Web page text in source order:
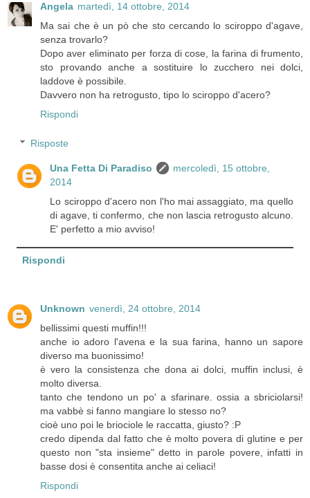
Angela martedì, 14 ottobre, 2014
Ma sai che è un pò che sto cercando lo sciroppo d'agave,
senza trovarlo?
Dopo aver eliminato per forza di cose, la farina di frumento,
sto provando anche a sostituire lo zucchero nei dolci,
laddove è possibile.
Davvero non ha retrogusto, tipo lo sciroppo d'acero?
Rispondi
Risposte
Una Fetta Di Paradiso
mercoledì, 15 ottobre,
2014
Lo sciroppo d'acero non l'ho mai assaggiato, ma quello
di agave, ti confermo, che non lascia retrogusto alcuno.
E' perfetto a mio avviso!
Rispondi
Unknown venerdì, 24 ottobre, 2014
bellissimi questi muffin!!!
anche io adoro l'avena e la sua farina, hanno un sapore
diverso ma buonissimo!
è vero la consistenza che dona ai dolci, muffin inclusi, è
molto diversa.
tanto che tendono un po' a sfarinare. ossia a sbriciolarsi!
ma vabbè si fanno mangiare lo stesso no?
cioè uno poi le briociole le raccatta, giusto? :P
credo dipenda dal fatto che è molto povera di glutine e per
questo non "sta insieme" detto in parole povere, infatti in
basse dosi è consentita anche ai celiaci!
Rispondi